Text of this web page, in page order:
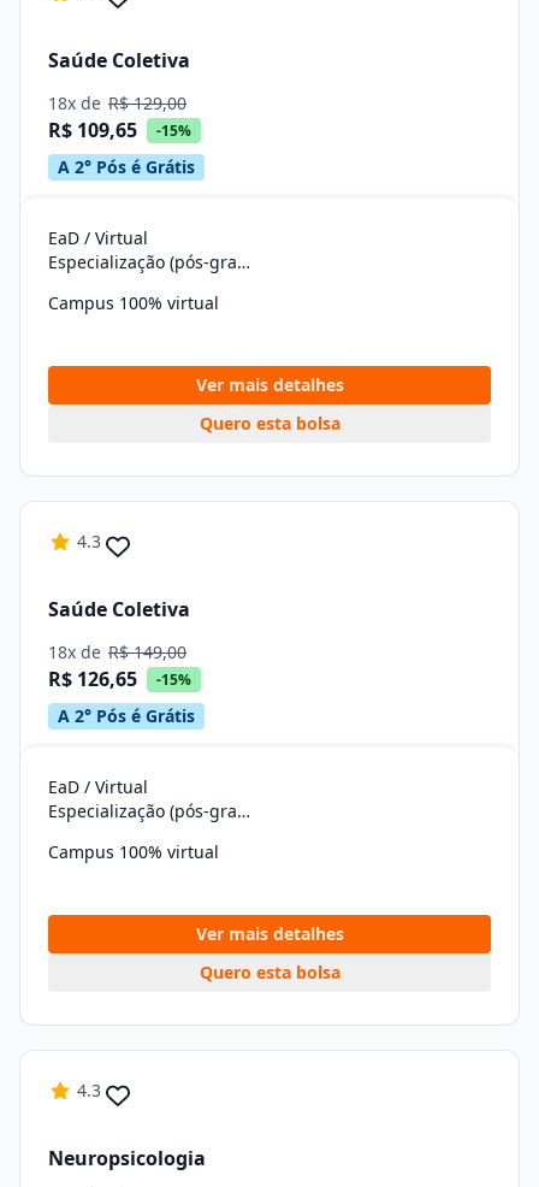
Saúde Coletiva
18x de R$ 129,00
R$ 109,65 -15%
A 2° Pós é Grátis
EaD / Virtual
Especialização (pós-graduação)
Campus 100% virtual
Ver mais detalhes
Quero esta bolsa
4.3
Saúde Coletiva
18x de R$ 149,00
R$ 126,65 -15%
A 2° Pós é Grátis
EaD / Virtual
Especialização (pós-graduação)
Campus 100% virtual
Ver mais detalhes
Quero esta bolsa
4.3
Neuropsicologia